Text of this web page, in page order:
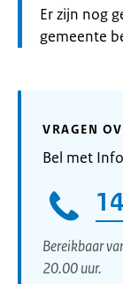
Informatie:
Er zijn nog
gemeente
VRAGEN
Bel met
Bereikbaar
20.00 uur.